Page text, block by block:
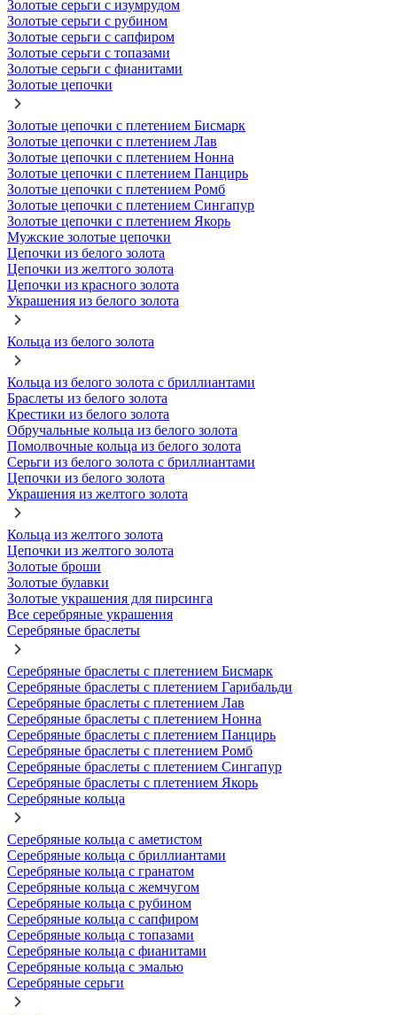
Золотые серьги с изумрудом
Золотые серьги с рубином
Золотые серьги с сапфиром
Золотые серьги с топазами
Золотые серьги с фианитами
Золотые цепочки
Золотые цепочки с плетением Бисмарк
Золотые цепочки с плетением Лав
Золотые цепочки с плетением Нонна
Золотые цепочки с плетением Панцирь
Золотые цепочки с плетением Ромб
Золотые цепочки с плетением Сингапур
Золотые цепочки с плетением Якорь
Мужские золотые цепочки
Цепочки из белого золота
Цепочки из желтого золота
Цепочки из красного золота
Украшения из белого золота
Кольца из белого золота
Кольца из белого золота с бриллиантами
Браслеты из белого золота
Крестики из белого золота
Обручальные кольца из белого золота
Помолвочные кольца из белого золота
Серьги из белого золота с бриллиантами
Цепочки из белого золота
Украшения из желтого золота
Кольца из желтого золота
Цепочки из желтого золота
Золотые броши
Золотые булавки
Золотые украшения для пирсинга
Все серебряные украшения
Серебряные браслеты
Серебряные браслеты с плетением Бисмарк
Серебряные браслеты с плетением Гарибальди
Серебряные браслеты с плетением Лав
Серебряные браслеты с плетением Нонна
Серебряные браслеты с плетением Панцирь
Серебряные браслеты с плетением Ромб
Серебряные браслеты с плетением Сингапур
Серебряные браслеты с плетением Якорь
Серебряные кольца
Серебряные кольца с аметистом
Серебряные кольца с бриллиантами
Серебряные кольца с гранатом
Серебряные кольца с жемчугом
Серебряные кольца с рубином
Серебряные кольца с сапфиром
Серебряные кольца с топазами
Серебряные кольца с фианитами
Серебряные кольца с эмалью
Серебряные серьги